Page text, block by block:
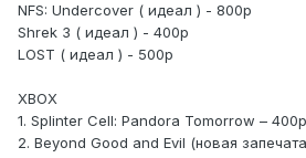
NFS: Undercover ( идеал ) - 800р
Shrek 3 ( идеал ) - 400р
LOST ( идеал ) - 500р
XBOX
1. Splinter Cell: Pandora Tomorrow – 400р
2. Beyond Good and Evil (новая